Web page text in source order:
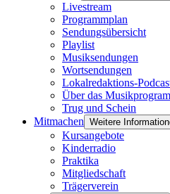
Livestream
Programmplan
Sendungsübersicht
Playlist
Musiksendungen
Wortsendungen
Lokalredaktions-
Über das
Trug und Schein
Mitmachen Weitere
Kursangebote
Kinderradio
Praktika
Mitgliedschaft
Trägerverein